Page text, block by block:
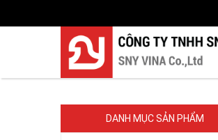
DANH MỤC SẢN PHẨM